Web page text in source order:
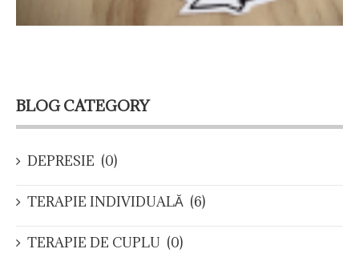
BLOG CATEGORY
DEPRESIE (0)
TERAPIE INDIVIDUALĂ (6)
TERAPIE DE CUPLU (0)